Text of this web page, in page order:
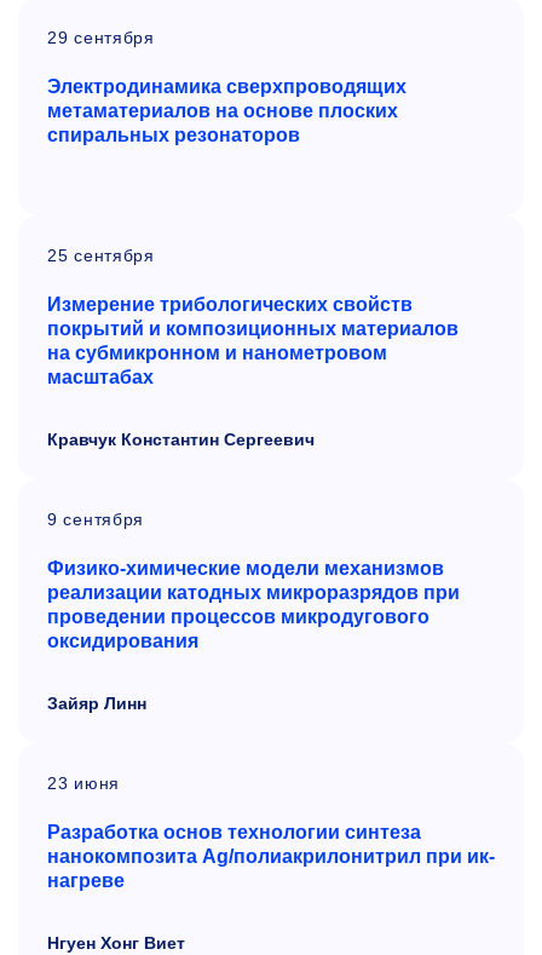
29 сентября
Электродинамика сверхпроводящих
метаматериалов на основе плоских
спиральных резонаторов
25 сентября
Измерение трибологических свойств
покрытий и композиционных материалов
на субмикронном и нанометровом
масштабах
Кравчук Константин Сергеевич
9 сентября
Физико-химические модели механизмов
реализации катодных микроразрядов при
проведении процессов микродугового
оксидирования
Зайяр Линн
23 июня
Разработка основ технологии синтеза
нанокомпозита Ag/полиакрилонитрил при ик-
нагреве
Нгуен Хонг Виет